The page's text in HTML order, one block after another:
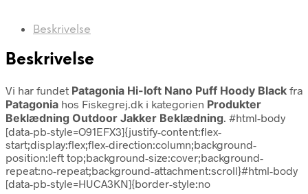
Beskrivelse
Beskrivelse
Vi har fundet Patagonia Hi-loft Nano Puff Hoody Black fra
Patagonia hos Fiskegrej.dk i kategorien Produkter
Beklædning Outdoor Jakker Beklædning. #html-body
[data-pb-style=O91EFX3]{justify-content:flex-
start;display:flex;flex-direction:column;background-
position:left top;background-size:cover;background-
repeat:no-repeat;background-attachment:scroll}#html-body
[data-pb-style=HUCA3KN]{border-style:no